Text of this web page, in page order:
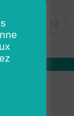
12
17